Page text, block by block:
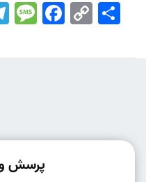
MessageFacebook Copy
Link
اشتراک
پرسش و